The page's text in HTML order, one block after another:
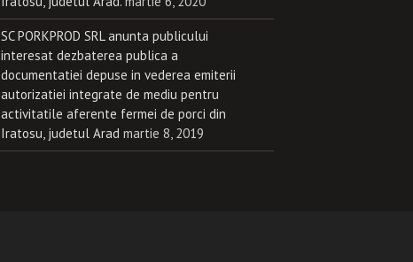
SC PORKPROD SRL anunta publicului
interesat dezbaterea publica a
documentatiei depuse in vederea emiterii
autorizatiei integrate de mediu pentru
activitatile aferente fermei de porci din
Iratosu, judetul Arad martie 8, 2019